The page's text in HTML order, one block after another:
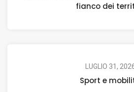
fianco dei
LUGLIO 31,
Sport e